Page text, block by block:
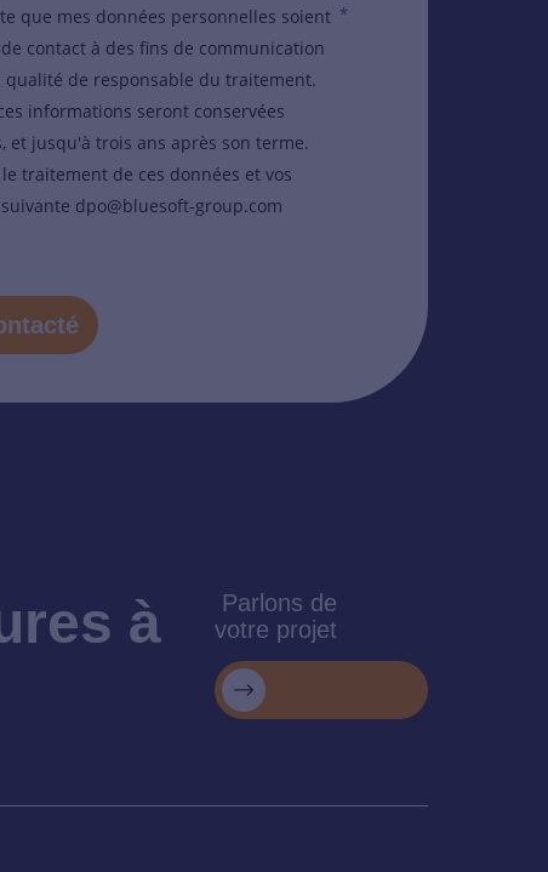
que mes données personnelles soient
contact à des fins de communication
de responsable du traitement.
informations seront conservées
jusqu'à trois ans après son terme.
traitement de ces données et vos
dpo@bluesoft-group.com
*
à
Parlons de
votre projet